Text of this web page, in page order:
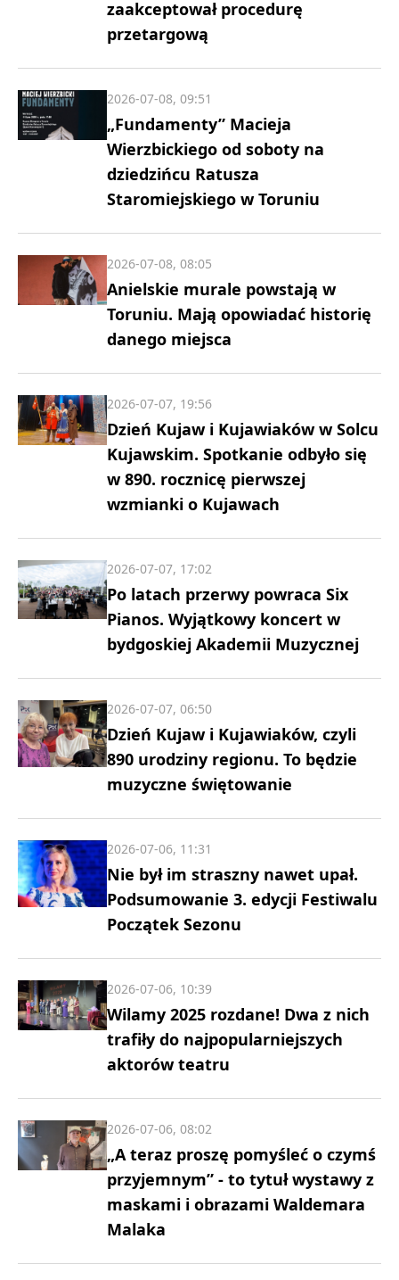
zaakceptował procedurę
przetargową
„Fundamenty” Macieja
Wierzbickiego od soboty na
dziedzińcu Ratusza
Staromiejskiego w Toruniu
2026-07-08, 09:51
Anielskie murale powstają w
Toruniu. Mają opowiadać historię
danego miejsca
2026-07-08, 08:05
Dzień Kujaw i Kujawiaków w Solcu
Kujawskim. Spotkanie odbyło się
w 890. rocznicę pierwszej
wzmianki o Kujawach
2026-07-07, 19:56
Po latach przerwy powraca Six
Pianos. Wyjątkowy koncert w
bydgoskiej Akademii Muzycznej
2026-07-07, 17:02
Dzień Kujaw i Kujawiaków, czyli
890 urodziny regionu. To będzie
muzyczne świętowanie
2026-07-07, 06:50
Nie był im straszny nawet upał.
Podsumowanie 3. edycji Festiwalu
Początek Sezonu
2026-07-06, 11:31
Wilamy 2025 rozdane! Dwa z nich
trafiły do najpopularniejszych
aktorów teatru
2026-07-06, 10:39
„A teraz proszę pomyśleć o czymś
przyjemnym” - to tytuł wystawy z
maskami i obrazami Waldemara
Malaka
2026-07-06, 08:02